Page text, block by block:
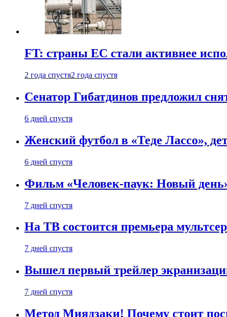
FT: страны ЕС стали активнее
2 года спустя2 года спустя
Сенатор Гибатдинов предложил
6 дней спустя
Женский футбол в «Теде Лассо»,
6 дней спустя
Фильм «Человек-паук: Новый
7 дней спустя
На ТВ состоится премьера
7 дней спустя
Вышел первый трейлер
7 дней спустя
Метод Миядзаки! Почему стоит